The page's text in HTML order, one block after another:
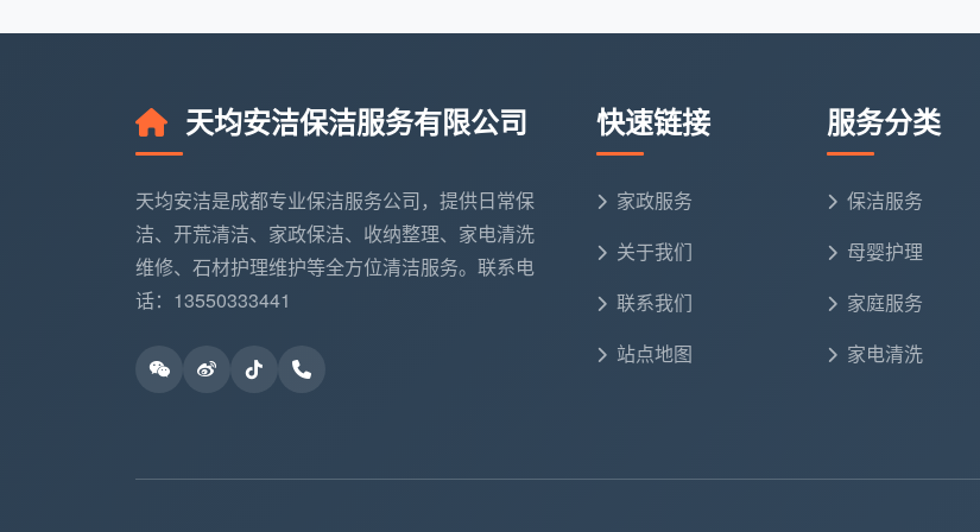
天均安洁保洁的独特优势
专业团队保障服务质量
天均安洁保洁拥有经过严格培训的专业团队，所有保洁人员均掌握不同装修材质的清洁技巧和设
备操作规范。公司特别注重员工的专业技能培训，确保每一位服务人员都能提供标准化、专业化的清
洁服务。
环保材料与先进设备
备提升30%。
天均安洁保洁服务有限公司
天均安洁是成都专业保洁服务公司，提供日常保
洁、开荒清洁、家政保洁、收纳整理、家电清洗
维修、石材护理维护等全方位清洁服务。联系电
话：13550333441
快速链接
家政服务
关于我们
联系我们
站点地图
服务分类
保洁服务
母婴护理
家庭服务
家电清洗